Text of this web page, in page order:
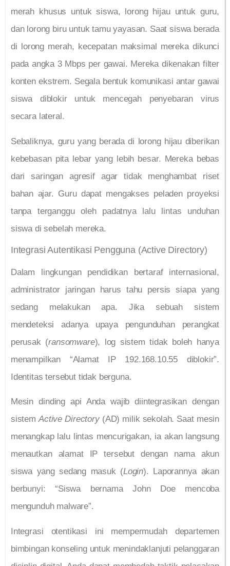
merah khusus untuk siswa, lorong hijau untuk guru,
dan lorong biru untuk tamu yayasan. Saat siswa berada
di lorong merah, kecepatan maksimal mereka dikunci
pada angka 3 Mbps per gawai. Mereka dikenakan filter
konten ekstrem. Segala bentuk komunikasi antar gawai
siswa diblokir untuk mencegah penyebaran virus
secara lateral.
Sebaliknya, guru yang berada di lorong hijau diberikan
kebebasan pita lebar yang lebih besar. Mereka bebas
dari saringan agresif agar tidak menghambat riset
bahan ajar. Guru dapat mengakses peladen proyeksi
tanpa terganggu oleh padatnya lalu lintas unduhan
siswa di sebelah mereka.
Integrasi Autentikasi Pengguna (Active Directory)
Dalam lingkungan pendidikan bertaraf internasional,
administrator jaringan harus tahu persis siapa yang
sedang melakukan apa. Jika sebuah sistem
mendeteksi adanya upaya pengunduhan perangkat
perusak (ransomware), log sistem tidak boleh hanya
menampilkan “Alamat IP 192.168.10.55 diblokir”.
Identitas tersebut tidak berguna.
Mesin dinding api Anda wajib diintegrasikan dengan
sistemActive Directory(AD) milik sekolah. Saat mesin
menangkap lalu lintas mencurigakan, ia akan langsung
menautkan alamat IP tersebut dengan nama akun
siswa yang sedang masuk (Login). Laporannya akan
berbunyi: “Siswa bernama John Doe mencoba
mengunduh malware”.
Integrasi otentikasi ini mempermudah departemen
bimbingan konseling untuk menindaklanjuti pelanggaran